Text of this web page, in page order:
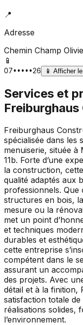
📍
Adresse
Chemin Champ
📱
07•••••26 📱 Afficher
Services et
Freiburghaus
spécialisée dans les
menuiserie, située à
11b. Forte d’une
la construction,
qualité adaptés aux
professionnels. Que
structures en bois,
mesure ou la
met un point
et techniques
durables et
cette entreprise
compétent dans le
assurant un
des projets. Avec
détail et à la finition,
satisfaction totale
réalisations solides,
l’environnement.